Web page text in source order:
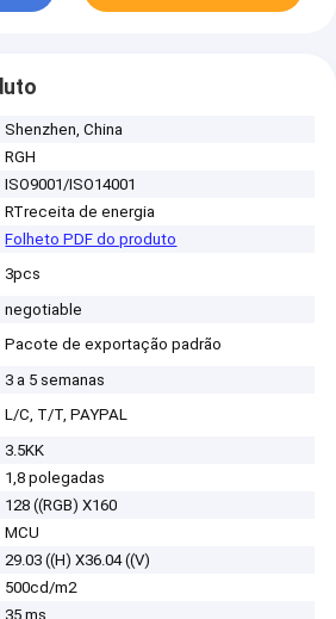
Shenzhen, China
RGH
ISO9001/ISO14001
RTreceita de energia
Folheto PDF do produto
3pcs
negotiable
Pacote de exportação padrão
3 a 5 semanas
L/C, T/T, PAYPAL
3.5KK
1,8 polegadas
128 ((RGB) X160
MCU
29.03 ((H) X36.04 ((V)
500cd/m2
35 ms